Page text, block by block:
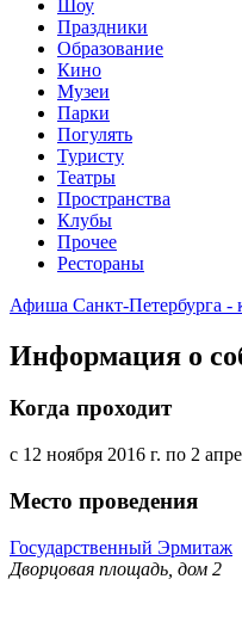
Шоу
Праздники
Образование
Кино
Музеи
Парки
Погулять
Туристу
Театры
Пространства
Клубы
Прочее
Рестораны
Афиша Санкт-Петербурга -
Информация о
Когда проходит
с 12 ноября 2016 г. по 2
Место проведения
Государственный Эрмитаж
Дворцовая площадь, дом 2